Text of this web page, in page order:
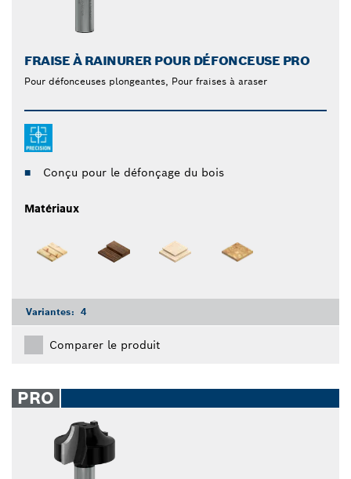
FRAISE À RAINURER POUR DÉFONCEUSE PRO
Pour défonceuses plongeantes, Pour fraises à araser
Conçu pour le défonçage du bois
Matériaux
Variantes: 4
Comparer le produit
PRO